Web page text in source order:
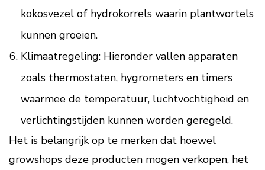
kokosvezel of hydrokorrels waarin plantwortels
kunnen groeien.
Klimaatregeling: Hieronder vallen apparaten
zoals thermostaten, hygrometers en timers
waarmee de temperatuur, luchtvochtigheid en
verlichtingstijden kunnen worden geregeld.
Het is belangrijk op te merken dat hoewel
growshops deze producten mogen verkopen, het